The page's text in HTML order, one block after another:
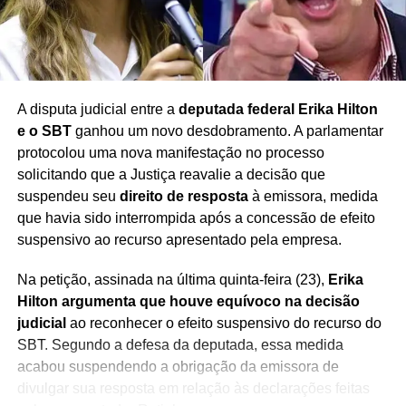
O caso deverá seguir a tramitação judicial, ocasião em
que as partes poderão apresentar suas manifestações e
provas.
Redação Saiba+
A disputa judicial entre a deputada federal Erika Hilton
e o SBTganhou um novo desdobramento. A parlamentar
protocolou uma nova manifestação no processo
solicitando que a Justiça reavalie a decisão que
suspendeu seu direito de respostaà emissora, medida
que havia sido interrompida após a concessão de efeito
suspensivo ao recurso apresentado pela empresa.
Na petição, assinada na última quinta-feira (23), Erika
Hilton argumenta que houve equívoco na decisão
judicial ao reconhecer o efeito suspensivo do recurso do
SBT. Segundo a defesa da deputada, essa medida
acabou suspendendo a obrigação da emissora de
divulgar sua resposta em relação às declarações feitas